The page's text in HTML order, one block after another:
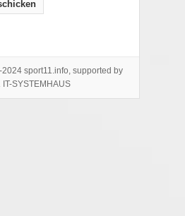
sport11.info, supported by
IT-SYSTEMHAUS